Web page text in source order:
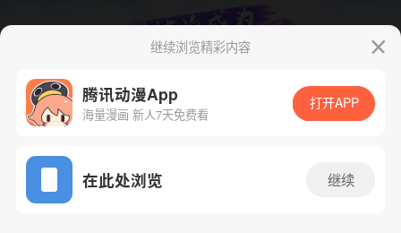
App免费看
下一话
继续浏览精彩内容
腾讯动漫App
海量漫画 新人7天免费看
打开APP
在此处浏览 继续